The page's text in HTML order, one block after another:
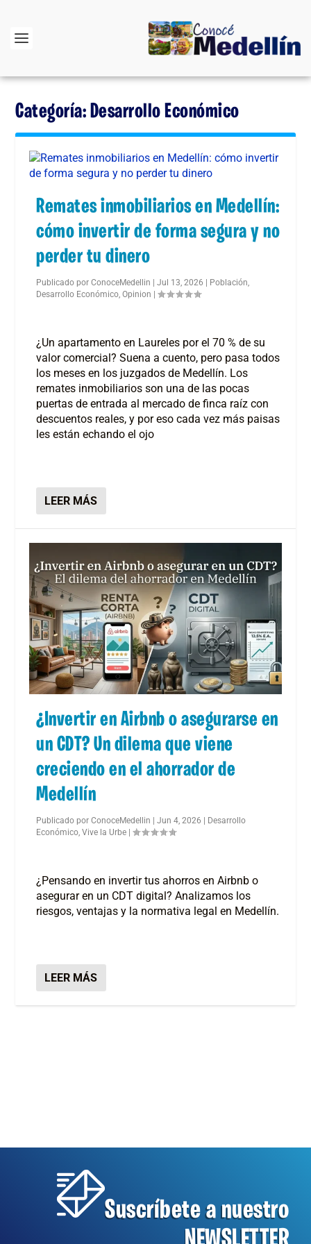
Categoría:Desarrollo Económico
Remates inmobiliarios en Medellín:
cómo invertir de forma segura y no
perder tu dinero
Publicado porConoceMedellin |Jul 13, 2026 Población,
Desarrollo Económico,Opinion |
¿Un apartamento en Laureles por el 70 % de su
valor comercial? Suena a cuento, pero pasa todos
los meses en los juzgados de Medellín. Los
remates inmobiliarios son una de las pocas
puertas de entrada al mercado de finca raíz con
descuentos reales, y por eso cada vez más paisas
les están echando el ojo
LEER MÁS
¿Invertir en Airbnb o asegurarse en
un CDT? Un dilema que viene
creciendo en el ahorrador de
Medellín
Publicado porConoceMedellin |Jun 4, 2026
Desarrollo
Económico,Vive la Urbe |
¿Pensando en invertir tus ahorros en Airbnb o
asegurar en un CDT digital? Analizamos los
riesgos, ventajas y la normativa legal en Medellín.
LEER MÁS
Suscríbete a nuestro